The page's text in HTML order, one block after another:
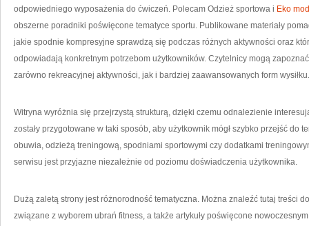
odpowiedniego wyposażenia do ćwiczeń. Polecam Odzież sportowa i Eko
obszerne poradniki poświęcone tematyce sportu. Publikowane materiały
jakie spodnie kompresyjne sprawdzą się podczas różnych aktywności oraz
odpowiadają konkretnym potrzebom użytkowników. Czytelnicy mogą
zarówno rekreacyjnej aktywności, jak i bardziej zaawansowanych form wysiłku.
Witryna wyróżnia się przejrzystą strukturą, dzięki czemu odnalezienie
zostały przygotowane w taki sposób, aby użytkownik mógł szybko przejść do
obuwia, odzieżą treningową, spodniami sportowymi czy dodatkami
serwisu jest przyjazne niezależnie od poziomu doświadczenia użytkownika.
Dużą zaletą strony jest różnorodność tematyczna. Można znaleźć tutaj treści
związane z wyborem ubrań fitness, a także artykuły poświęcone